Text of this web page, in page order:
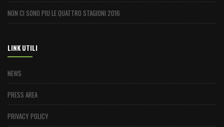
NON CI SONO PIU LE QUATTRO STAGIONI 2016
LINK UTILI
NEWS
PRESS AREA
PRIVACY POLICY